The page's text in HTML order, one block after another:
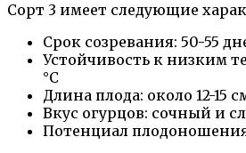
Сорт 3 имеет следующие
Срок созревания: 50-55
Устойчивость к низким
°C
Длина плода: около 12-15
Вкус огурцов: сочный и
Потенциал